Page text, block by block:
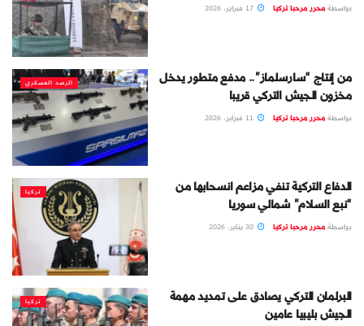
بواسطةمحرر مرحبا تركيا
الرصد العسكري
من إنتاج “سارسلماز”.. مدفع متطور يدخل
مخزون الجيش التركي قريبا
بواسطةمحرر مرحبا تركيا
تركيا
الدفاع التركية تنفي مزاعم انسحابها من
“نبع السلام” شمالي سوريا
بواسطةمحرر مرحبا تركيا
تركيا
البرلمان التركي يصادق على تمديد مهمة
الجيش بليبيا عامين